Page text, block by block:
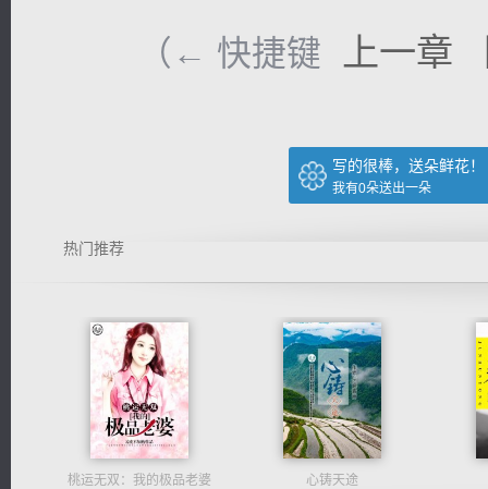
（← 快捷键 上一章
写的很棒，送朵鲜花！
我有0朵送出一朵
热门推荐
桃运无双：我的极品老婆 心铸天途